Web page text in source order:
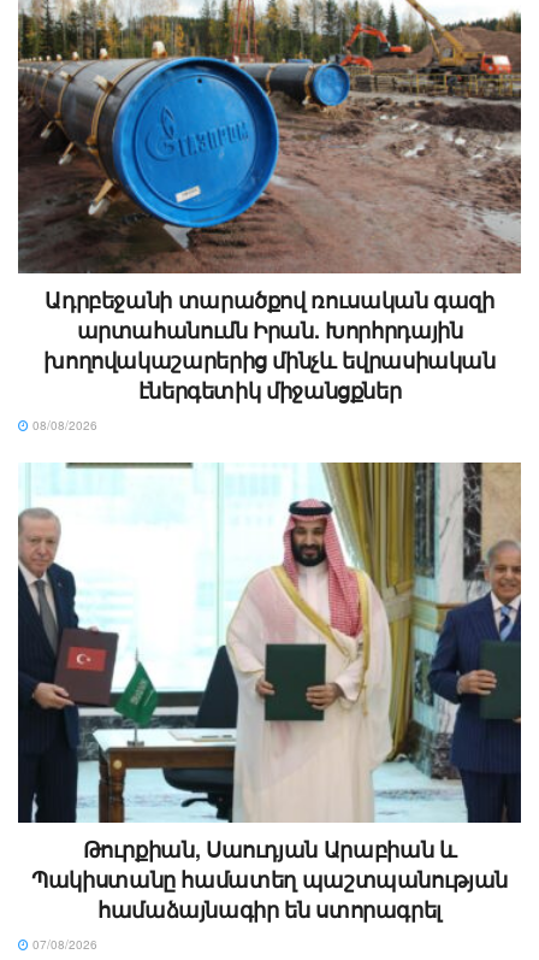
Ադրբեջանի տարածքով ռուսական գազի
արտահանումն Իրան. Խորհրդային
խողովակաշարերից մինչև եվրասիական
էներգետիկ միջանցքներ
08/08/2026
Թուրքիան, Սաուդյան Արաբիան և
Պակիստանը համատեղ պաշտպանության
համաձայնագիր են ստորագրել
07/08/2026